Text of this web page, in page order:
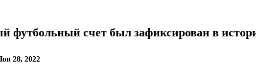
футбольный счет был зафиксирован в
28, 2022